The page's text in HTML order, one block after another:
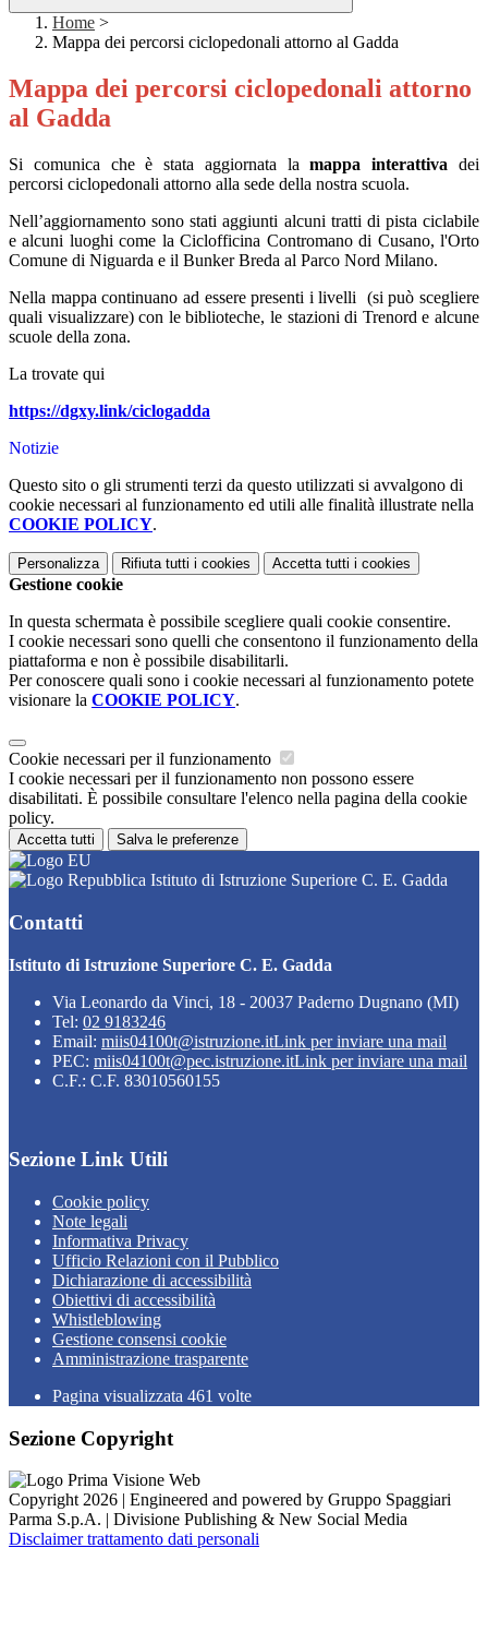
Home >
Mappa dei percorsi ciclopedonali attorno al Gadda
Mappa dei percorsi ciclopedonali attorno
al Gadda
Si comunica che è stata aggiornata lamappa interattiva dei
percorsi ciclopedonali attorno alla sede della nostra scuola.
Nell’aggiornamento sono stati aggiunti alcuni tratti di pista ciclabile
e alcuni luoghi come la Ciclofficina Contromano di Cusano, l'Orto
Comune di Niguarda e il Bunker Breda al Parco Nord Milano.
Nella mappa continuano ad essere presenti i livelli (si può scegliere
quali visualizzare) con le biblioteche, le stazioni di Trenord e alcune
scuole della zona.
La trovate qui
https://dgxy.link/ciclogadda
Notizie
Questo sito o gli strumenti terzi da questo utilizzati si avvalgono di
cookie necessari al funzionamento ed utili alle finalità illustrate nella
COOKIE POLICY.
Personalizza Rifiuta tutti i cookies Accetta tutti i cookies
Gestione cookie
In questa schermata è possibile scegliere quali cookie consentire.
I cookie necessari sono quelli che consentono il funzionamento della
piattaforma e non è possibile disabilitarli.
Per conoscere quali sono i cookie necessari al funzionamento potete
visionare la COOKIE POLICY.
Cookie necessari per il funzionamento
I cookie necessari per il funzionamento non possono essere
disabilitati. È possibile consultare l'elenco nella pagina della cookie
policy.
Accetta tutti Salva le preferenze
Istituto di Istruzione Superiore C. E. Gadda
Contatti
Istituto di Istruzione Superiore C. E. Gadda
Via Leonardo da Vinci, 18 - 20037 Paderno Dugnano (MI)
Tel: 02 9183246
Email: miis04100t@istruzione.itLink per inviare una mail
PEC: miis04100t@pec.istruzione.itLink per inviare una mail
C.F.: C.F. 83010560155
Sezione Link Utili
Cookie policy
Note legali
Informativa Privacy
Ufficio Relazioni con il Pubblico
Dichiarazione di accessibilità
Obiettivi di accessibilità
Whistleblowing
Gestione consensi cookie
Amministrazione trasparente
Pagina visualizzata 461 volte
Sezione Copyright
Copyright 2026 | Engineered and powered by Gruppo Spaggiari
Parma S.p.A. | Divisione Publishing & New Social Media
Disclaimer trattamento dati personali